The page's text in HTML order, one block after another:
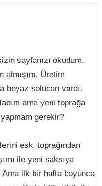
sayfanızı okudum.
almışım. Üretim
beyaz solucan vardı.
ama yeni toprağa
gerekir?
eski toprağından
ile yeni saksıya
ilk bir hafta boyunca